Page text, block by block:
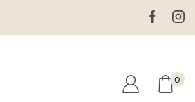
IL SITO È IN MANUTENZIONE.
0